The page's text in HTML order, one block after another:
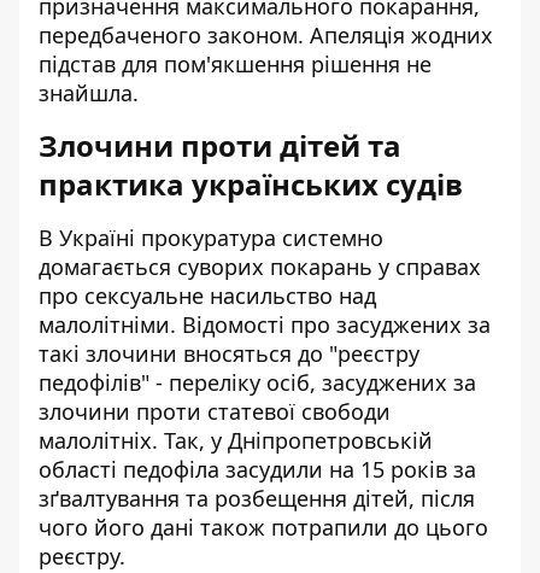
призначення максимального покарання,
передбаченого законом. Апеляція жодних
підстав для пом'якшення рішення не
знайшла.
Злочини проти дітей та
практика українських судів
В Україні прокуратура системно
домагається суворих покарань у справах
про сексуальне насильство над
малолітніми. Відомості про засуджених за
такі злочини вносяться до "реєстру
педофілів" - переліку осіб, засуджених за
злочини проти статевої свободи
малолітніх. Так, у Дніпропетровській
області педофіла засудили на 15 років за
зґвалтування та розбещення дітей, після
чого його дані також потрапили до цього
реєстру.